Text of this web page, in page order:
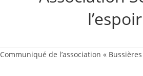
l’espoir
Communiqué de l’association «